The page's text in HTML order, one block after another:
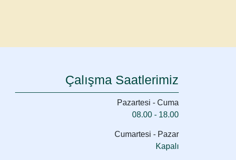
Çalışma Saatlerimiz
Pazartesi - Cuma
08.00 - 18.00
Cumartesi - Pazar
Kapalı